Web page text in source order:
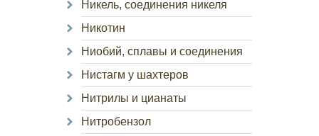
Никель, соединения никеля
Никотин
Ниобий, сплавы и соединения
Нистагм у шахтеров
Нитрилы и цианаты
Нитробензол